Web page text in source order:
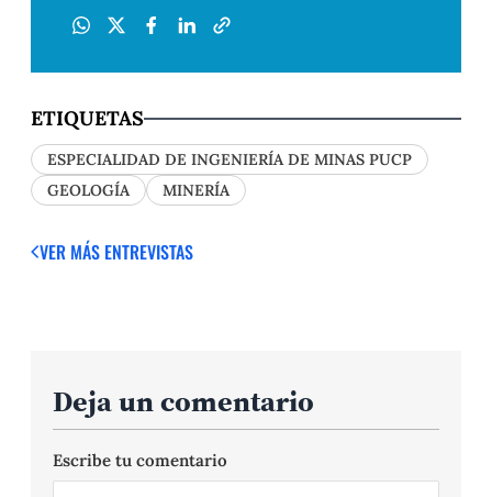
ETIQUETAS
ESPECIALIDAD DE INGENIERÍA DE MINAS PUCP
GEOLOGÍA
MINERÍA
VER MÁS ENTREVISTAS
Deja un comentario
Escribe tu comentario